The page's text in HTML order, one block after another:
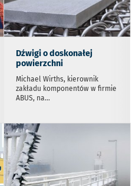
Dźwigi o doskonałej
powierzchni
Michael Wirths, kierownik
zakładu komponentów w firmie
ABUS, na...